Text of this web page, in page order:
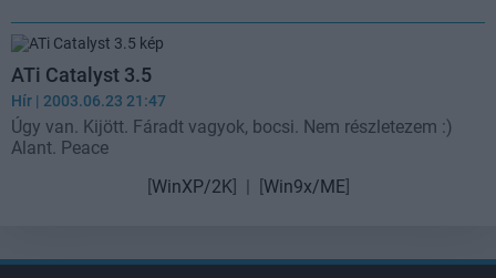
ATi Catalyst 3.5
Hír | 2003.06.23 21:47
Úgy van. Kijött. Fáradt vagyok, bocsi. Nem részletezem :)
Alant. Peace
[WinXP/2K] | [Win9x/ME]